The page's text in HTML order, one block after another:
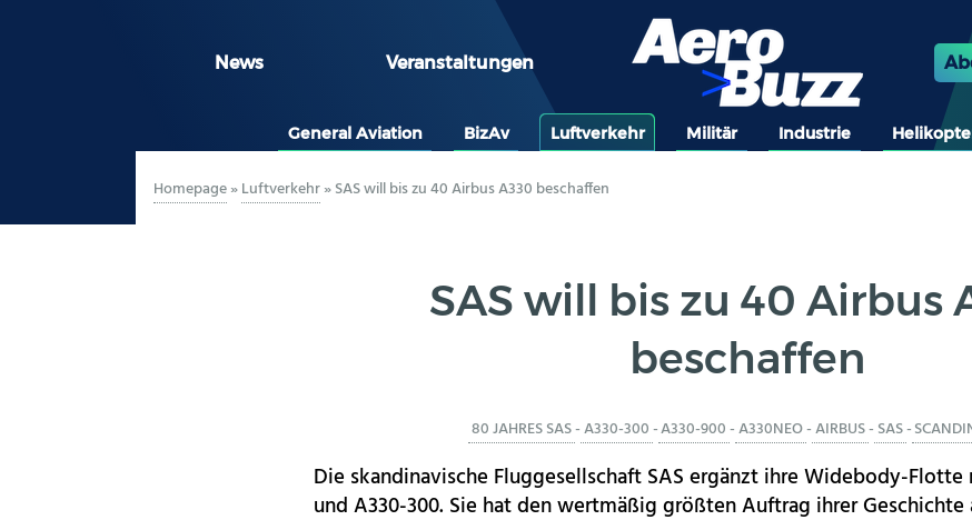
News Veranstaltungen
General Aviation BizAv Luftverkehr Militär Industrie
Homepage»Luftverkehr»SAS will bis zu 40 Airbus A330 beschaffen
SAS will bis zu 40 Airbus
beschaffen
80 JAHRES SAS-A330-300-A330-900-A330NEO-AIRBUS- SAS-
Die skandinavische Fluggesellschaft SAS ergänzt ihre Widebody-
und A330-300. Sie hat den wertmäßig größten Auftrag ihrer Geschichte